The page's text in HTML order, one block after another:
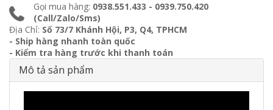
Gọi mua hàng: 0938.551.433 - 0939.750.420
(Call/Zalo/Sms)
Địa Chỉ: Số 73/7 Khánh Hội, P3, Q4, TPHCM
- Ship hàng nhanh toàn quốc
- Kiểm tra hàng trước khi thanh toán
Mô tả sản phẩm